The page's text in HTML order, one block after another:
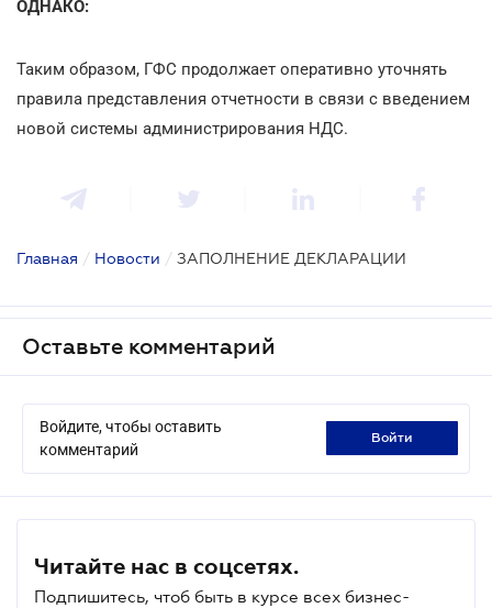
ОДНАКО:
Таким образом, ГФС продолжает оперативно уточнять
правила представления отчетности в связи с введением
новой системы администрирования НДС.
Главная / Новости / ЗАПОЛНЕНИЕ ДЕКЛАРАЦИИ
Оставьте комментарий
Войдите, чтобы оставить
комментарий
войти
Читайте нас в соцсетях.
Подпишитесь, чтоб быть в курсе всех бизнес-